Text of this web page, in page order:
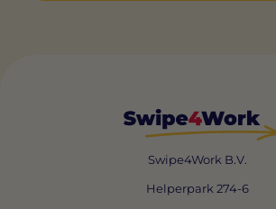
Swipe4Work B.V.
Helperpark 274-6